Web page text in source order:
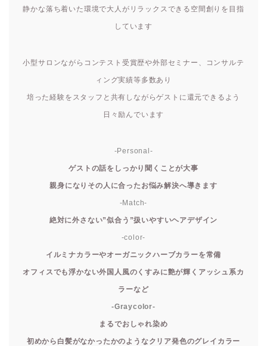
静かな落ち着いた環境で大人がリラックスできる空間創りを目指
しています
小型サロンながらコンテスト受賞歴や外部セミナー、コンサルテ
ィング実績等多数あり
培った経験をスタッフと共有しながらゲストに還元できるよう
日々励んでいます
-Personal-
ゲストの話をしっかり聞くことが大事
親身になりその人に合ったお悩み解決へ導きます
-Match-
絶対に外さない”似合う”扱いやすいヘアデザイン
-color-
イルミナカラーやオーガニックハーブカラーを常備
オフィスでも浮かない外国人風のくすみに艶が輝くアッシュ系カ
ラーなど
-Graycolor-
まるでおしゃれ染め
初めから白髪がなかったかのようなクリア発色のグレイカラー